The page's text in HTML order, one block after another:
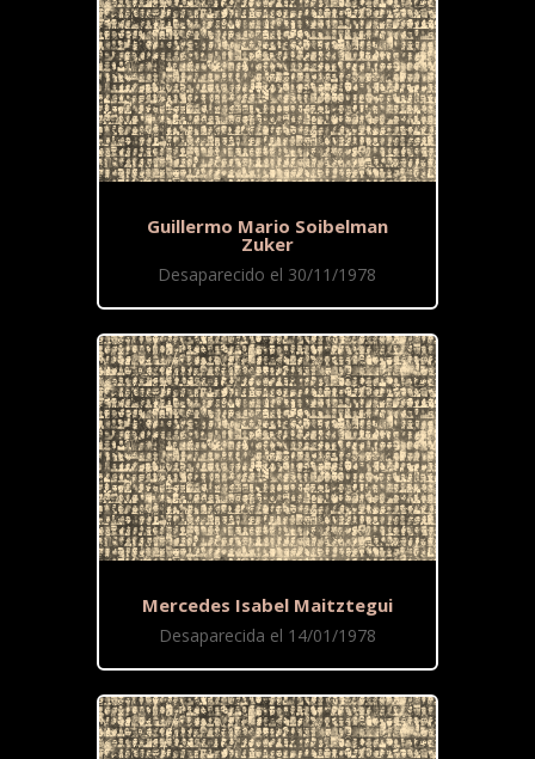
Guillermo Mario Soibelman
Zuker
Desaparecido el 30/11/1978
Mercedes Isabel Maitztegui
Desaparecida el 14/01/1978